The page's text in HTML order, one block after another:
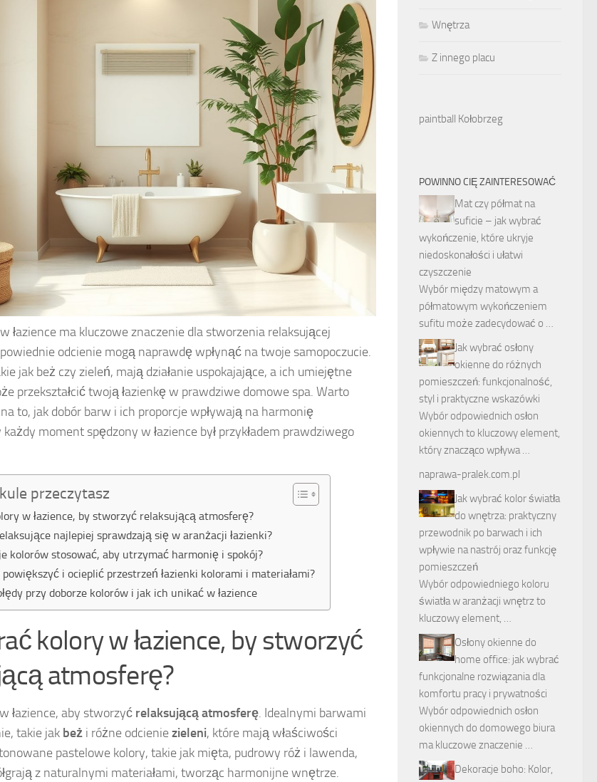
łazience ma kluczowe znaczenie dla stworzenia relaksującej
odcienie mogą naprawdę wpłynąć na twoje samopoczucie.
jak beż czy zieleń, mają działanie uspokajające, a ich umiejętne
przekształcić twoją łazienkę w prawdziwe domowe spa. Warto
to, jak dobór barw i ich proporcje wpływają na harmonię
moment spędzony w łazience był przykładem prawdziwego
przeczytasz
w łazience, by stworzyć relaksującą atmosferę?
najlepiej sprawdzają się w aranżacji łazienki?
kolorów stosować, aby utrzymać harmonię i spokój?
powiększyć i ocieplić przestrzeń łazienki kolorami i materiałami?
przy doborze kolorów i jak ich unikać w łazience
kolory w łazience, by stworzyć
atmosferę?
w łazience, aby stworzyć relaksującą atmosferę. Idealnymi barwami
takie jak beż i różne odcieniezieleni, które mają właściwości
pastelowe kolory, takie jak mięta, pudrowy róż i lawenda,
z naturalnymi materiałami, tworząc harmonijne wnętrze.
Wnętrza
Z innego placu
paintball Kołobrzeg
POWINNO CIĘ ZAINTERESOWAĆ
Mat czy półmat na
suficie – jak wybrać
wykończenie, które ukryje
niedoskonałości i ułatwi
czyszczenie
Wybór między matowym a
półmatowym wykończeniem
sufitu może zadecydować o …
Jak wybrać osłony
okienne do różnych
pomieszczeń: funkcjonalność,
styl i praktyczne wskazówki
Wybór odpowiednich osłon
okiennych to kluczowy element,
który znacząco wpływa …
naprawa-pralek.com.pl
Jak wybrać kolor światła
do wnętrza: praktyczny
przewodnik po barwach i ich
wpływie na nastrój oraz funkcję
pomieszczeń
Wybór odpowiedniego koloru
światła w aranżacji wnętrz to
kluczowy element, …
Osłony okienne do
home office: jak wybrać
funkcjonalne rozwiązania dla
komfortu pracy i prywatności
Wybór odpowiednich osłon
okiennych do domowego biura
ma kluczowe znaczenie …
Dekoracje boho: Kolor,